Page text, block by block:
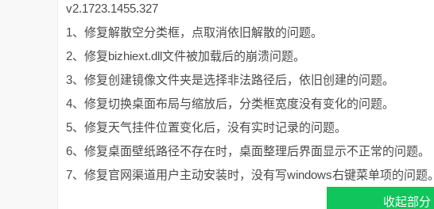
v2.1723.1455.327
1、修复解散空分类框，点取消依旧解散的问题。
2、修复bizhiext.dll文件被加载后的崩溃问题。
3、修复创建镜像文件夹是选择非法路径后，依旧创建的问题。
4、修复切换桌面布局与缩放后，分类框宽度没有变化的问题。
5、修复天气挂件位置变化后，没有实时记录的问题。
6、修复桌面壁纸路径不存在时，桌面整理后界面显示不正常的问题。
7、修复官网渠道用户主动安装时，没有写windows右键菜单项的问题。
收起部分